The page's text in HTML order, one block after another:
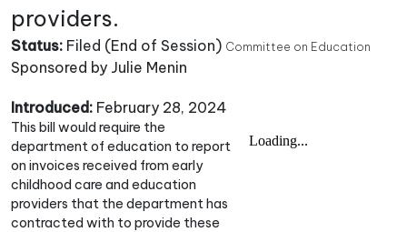
providers.
Status: Filed (End of Session) Committee on Education
Sponsored by Julie Menin
Introduced: February 28, 2024
This bill would require the
department of education to report
on invoices received from early
childhood care and education
providers that the department has
contracted with to provide these